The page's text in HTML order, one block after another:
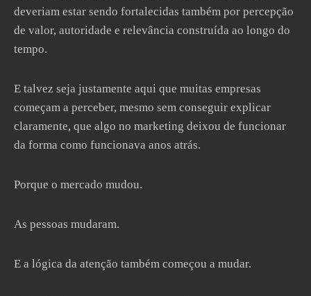
deveriam estar sendo fortalecidas também por percepção
de valor, autoridade e relevância construída ao longo do
tempo.
E talvez seja justamente aqui que muitas empresas
começam a perceber, mesmo sem conseguir explicar
claramente, que algo no marketing deixou de funcionar
da forma como funcionava anos atrás.
Porque o mercado mudou.
As pessoas mudaram.
E a lógica da atenção também começou a mudar.